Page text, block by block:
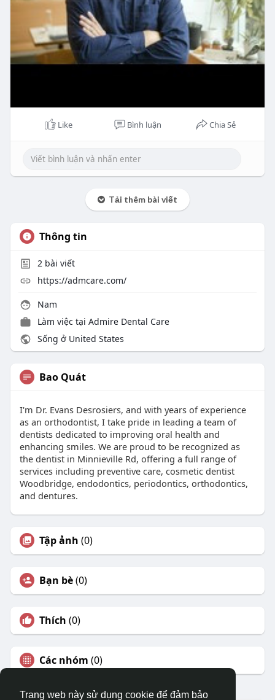
Trang web này sử dụng cookie để đảm bảo
Like Bình luận Chia Sẻ
Tải thêm bài viết
Thông tin
2bài viết
https://admcare.com/
Nam
Làm việc tại Admire Dental Care
Sống ở United States
Bao Quát
I'm Dr. Evans Desrosiers, and with years of experience
as an orthodontist, I take pride in leading a team of
dentists dedicated to improving oral health and
enhancing smiles. We are proud to be recognized as
the dentist in Minnieville Rd, offering a full range of
services including preventive care, cosmetic dentist
Woodbridge, endodontics, periodontics, orthodontics,
and dentures.
Tập ảnh (0)
Bạn bè(0)
Thích (0)
Các nhóm (0)